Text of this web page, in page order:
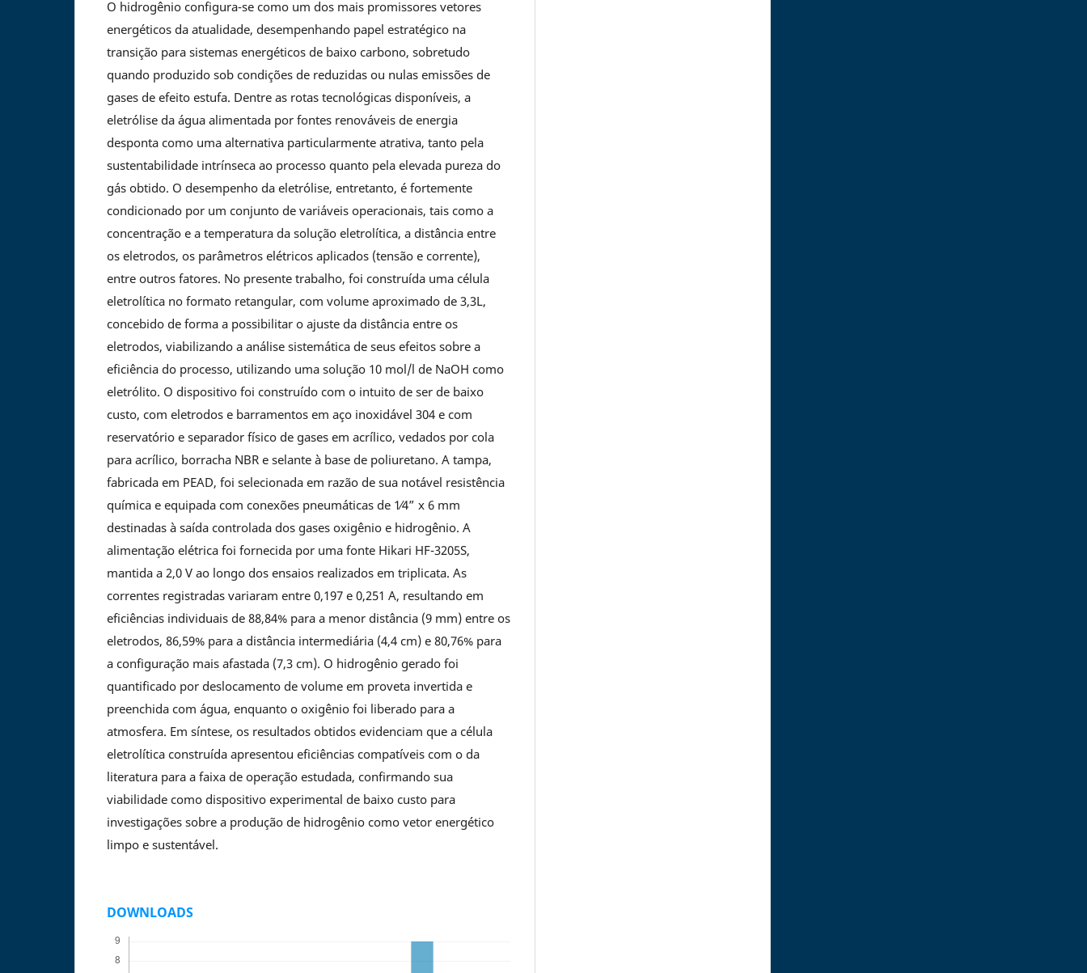
O hidrogênio configura-se como um dos mais promissores vetores
energéticos da atualidade, desempenhando papel estratégico na
transição para sistemas energéticos de baixo carbono, sobretudo
quando produzido sob condições de reduzidas ou nulas emissões de
gases de efeito estufa. Dentre as rotas tecnológicas disponíveis, a
eletrólise da água alimentada por fontes renováveis de energia
desponta como uma alternativa particularmente atrativa, tanto pela
sustentabilidade intrínseca ao processo quanto pela elevada pureza do
gás obtido. O desempenho da eletrólise, entretanto, é fortemente
condicionado por um conjunto de variáveis operacionais, tais como a
concentração e a temperatura da solução eletrolítica, a distância entre
os eletrodos, os parâmetros elétricos aplicados (tensão e corrente),
entre outros fatores. No presente trabalho, foi construída uma célula
eletrolítica no formato retangular, com volume aproximado de 3,3L,
concebido de forma a possibilitar o ajuste da distância entre os
eletrodos, viabilizando a análise sistemática de seus efeitos sobre a
eficiência do processo, utilizando uma solução 10 mol/l de NaOH como
eletrólito. O dispositivo foi construído com o intuito de ser de baixo
custo, com eletrodos e barramentos em aço inoxidável 304 e com
reservatório e separador físico de gases em acrílico, vedados por cola
para acrílico, borracha NBR e selante à base de poliuretano. A tampa,
fabricada em PEAD, foi selecionada em razão de sua notável resistência
química e equipada com conexões pneumáticas de 1⁄4” x 6 mm
destinadas à saída controlada dos gases oxigênio e hidrogênio. A
alimentação elétrica foi fornecida por uma fonte Hikari HF-3205S,
mantida a 2,0 V ao longo dos ensaios realizados em triplicata. As
correntes registradas variaram entre 0,197 e 0,251 A, resultando em
eficiências individuais de 88,84% para a menor distância (9 mm) entre os
eletrodos, 86,59% para a distância intermediária (4,4 cm) e 80,76% para
a configuração mais afastada (7,3 cm). O hidrogênio gerado foi
quantificado por deslocamento de volume em proveta invertida e
preenchida com água, enquanto o oxigênio foi liberado para a
atmosfera. Em síntese, os resultados obtidos evidenciam que a célula
eletrolítica construída apresentou eficiências compatíveis com o da
literatura para a faixa de operação estudada, confirmando sua
viabilidade como dispositivo experimental de baixo custo para
investigações sobre a produção de hidrogênio como vetor energético
limpo e sustentável.
DOWNLOADS